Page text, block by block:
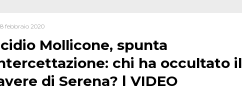
febbraio 2020
Mollicone, spunta
chi ha occultato il
di Serena? | VIDEO